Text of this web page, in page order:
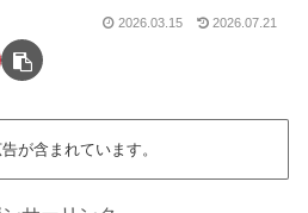
2026.03.15 2026.07.21
が含まれています。